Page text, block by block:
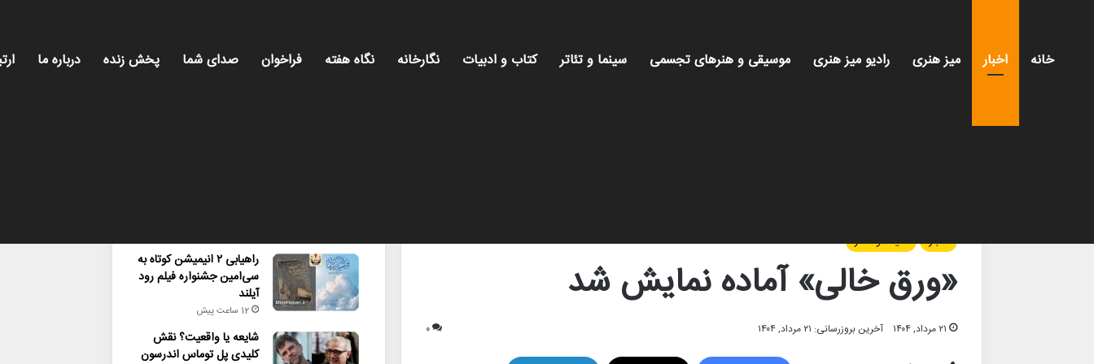
خانه اخبار میز هنری رادیو میز هنری موسیقی و هنرهای تجسمی سینما و تئاتر کتاب و ادبیات نگارخانه نگاه هفته فراخوان صدای شما پخش زنده درباره ما
اخبار
سینما و تئاتر
«ورق خالی» آماده نمایش شد
۲۱ مرداد, ۱۴۰۴ آخرین بروزرسانی: ۲۱ مرداد, ۱۴۰۴ ۰
راهیابی ۲ انیمیشن کوتاه به
سی‌امین جشنواره فیلم رود
آیلند
12 ساعت پیش
شایعه یا واقعیت؟ نقش
کلیدی پل توماس اندرسون